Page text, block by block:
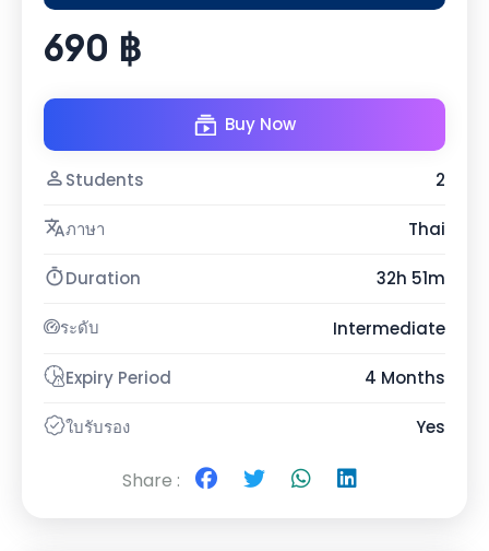
690 ฿
Buy Now
Students 2
ภาษา Thai
Duration 32h 51m
ระดับ Intermediate
Expiry Period 4 Months
ใบรับรอง Yes
Share :